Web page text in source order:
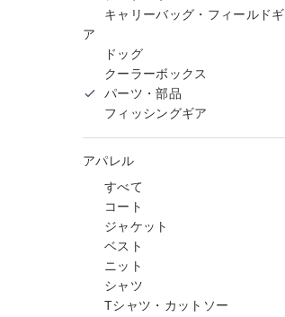
キャリーバッグ・フィールドギ
ア
ドッグ
クーラーボックス
パーツ・部品
フィッシングギア
アパレル
すべて
コート
ジャケット
ベスト
ニット
シャツ
Tシャツ・カットソー